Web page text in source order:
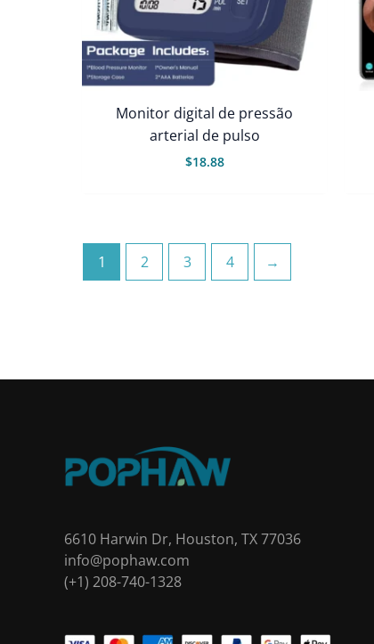
Monitor digital de pressão
arterial de pulso
$18.88
1 2 3 4 →
6610 Harwin Dr, Houston, TX 77036
info@pophaw.com
(+1) 208-740-1328